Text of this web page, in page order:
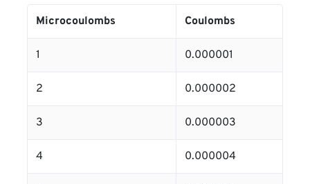
Microcoulombs Coulombs
1 0.000001
2 0.000002
3 0.000003
4 0.000004